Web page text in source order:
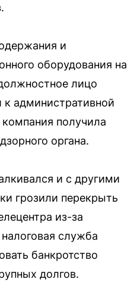
и
оборудования на
лицо
к административной
получила
органа.
и с другими
грозили перекрыть
из-за
служба
банкротство
долгов.